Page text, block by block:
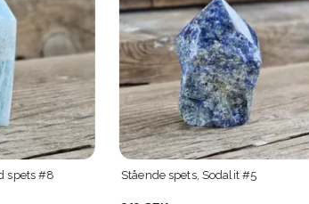
Stående spets, Sodalit #5